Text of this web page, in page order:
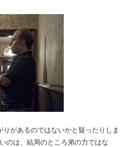
があるのではないかと疑ったりしま
のは、結局のところ弟の力ではな